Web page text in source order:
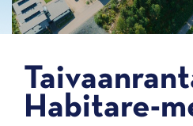
Habitare-